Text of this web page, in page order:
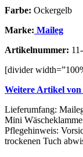
Farbe: Ockergelb
Marke: Maileg
Artikelnummer:
[divider
Weitere Artikel
Lieferumfang:
Mini
Pflegehinweis:
trockenen Tuch